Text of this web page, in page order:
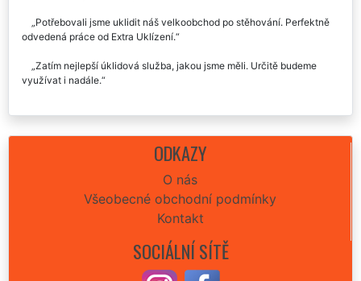
Potřebovali jsme uklidit náš velkoobchod po stěhování. Perfektně
odvedená práce od Extra Uklízení.
Zatím nejlepší úklidová služba, jakou jsme měli. Určitě budeme
využívat i nadále.
ODKAZY
O nás
Všeobecné obchodní podmínky
Kontakt
SOCIÁLNÍ SÍTĚ